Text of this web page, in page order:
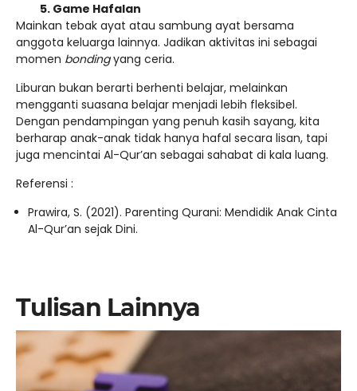
5. Game Hafalan
Mainkan tebak ayat atau sambung ayat bersama
anggota keluarga lainnya. Jadikan aktivitas ini sebagai
momen bondingyang ceria.
Liburan bukan berarti berhenti belajar, melainkan
mengganti suasana belajar menjadi lebih fleksibel.
Dengan pendampingan yang penuh kasih sayang, kita
berharap anak-anak tidak hanya hafal secara lisan, tapi
juga mencintai Al-Qur’an sebagai sahabat di kala luang.
Referensi :
Prawira, S. (2021). Parenting Qurani: Mendidik Anak Cinta
Al-Qur’an sejak Dini.
Tulisan Lainnya